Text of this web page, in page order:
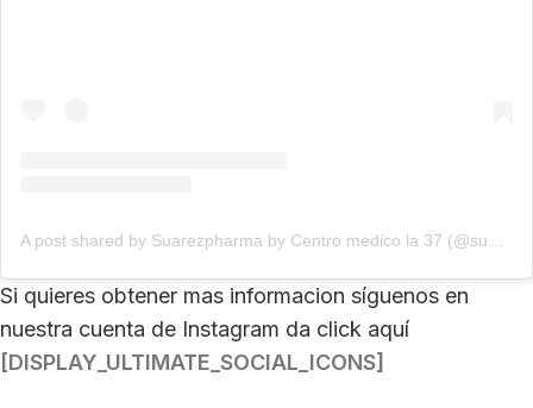
Si quieres obtener mas informacion síguenos en
nuestra cuenta de Instagram da click aquí
[DISPLAY_ULTIMATE_SOCIAL_ICONS]